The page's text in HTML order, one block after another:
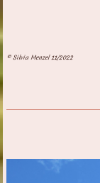
© Silvia Menzel 11/2022